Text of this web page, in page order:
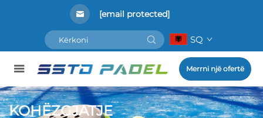
[email protected]
SQ
Merrni një ofertë
KOHËZGJATJE